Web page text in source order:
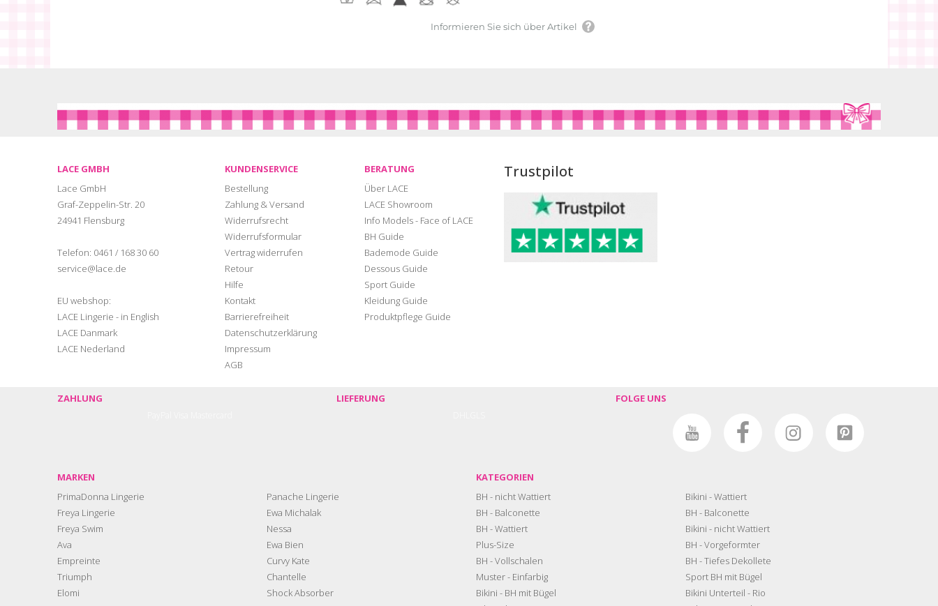
Informieren Sie sich über Artikel
LACE GMBH
Lace GmbH
Graf-Zeppelin-Str. 20
24941 Flensburg
Telefon: 0461 / 168 30 60
service@lace.de
EU webshop:
LACE Lingerie - in English
LACE Danmark
LACE Nederland
KUNDENSERVICE
Bestellung
Zahlung & Versand
Widerrufsrecht
Widerrufsformular
Vertrag widerrufen
Retour
Hilfe
Kontakt
Barrierefreiheit
Datenschutzerklärung
Impressum
AGB
BERATUNG
Über LACE
LACE Showroom
Info Models - Face of LACE
BH Guide
Bademode Guide
Dessous Guide
Sport Guide
Kleidung Guide
Produktpflege Guide
Trustpilot
ZAHLUNG LIEFERUNG FOLGE UNS
MARKEN
PrimaDonna Lingerie
Freya Lingerie
Freya Swim
Ava
Empreinte
Triumph
Elomi
Panache Lingerie
Ewa Michalak
Nessa
Ewa Bien
Curvy Kate
Chantelle
Shock Absorber
KATEGORIEN
BH - nicht Wattiert
BH - Balconette
BH - Wattiert
Plus-Size
BH - Vollschalen
Muster - Einfarbig
Bikini - BH mit Bügel
Bikini - Wattiert
BH - Balconette
Bikini - nicht Wattiert
BH - Vorgeformter
BH - Tiefes Dekollete
Sport BH mit Bügel
Bikini Unterteil - Rio